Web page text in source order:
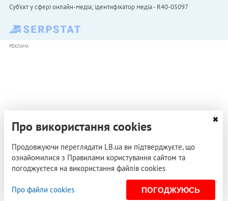
Cуб'єкт у сфері онлайн-медіа; ідентифікатор медіа - R40-05097
РЕКЛАМА
Про використання cookies
Продовжуючи переглядати LB.ua ви підтверджуєте, що
ознайомилися з Правилами користування сайтом та
погоджуєтеся на використання файлів cookies
Про файли cookies ПОГОДЖУЮСЬ